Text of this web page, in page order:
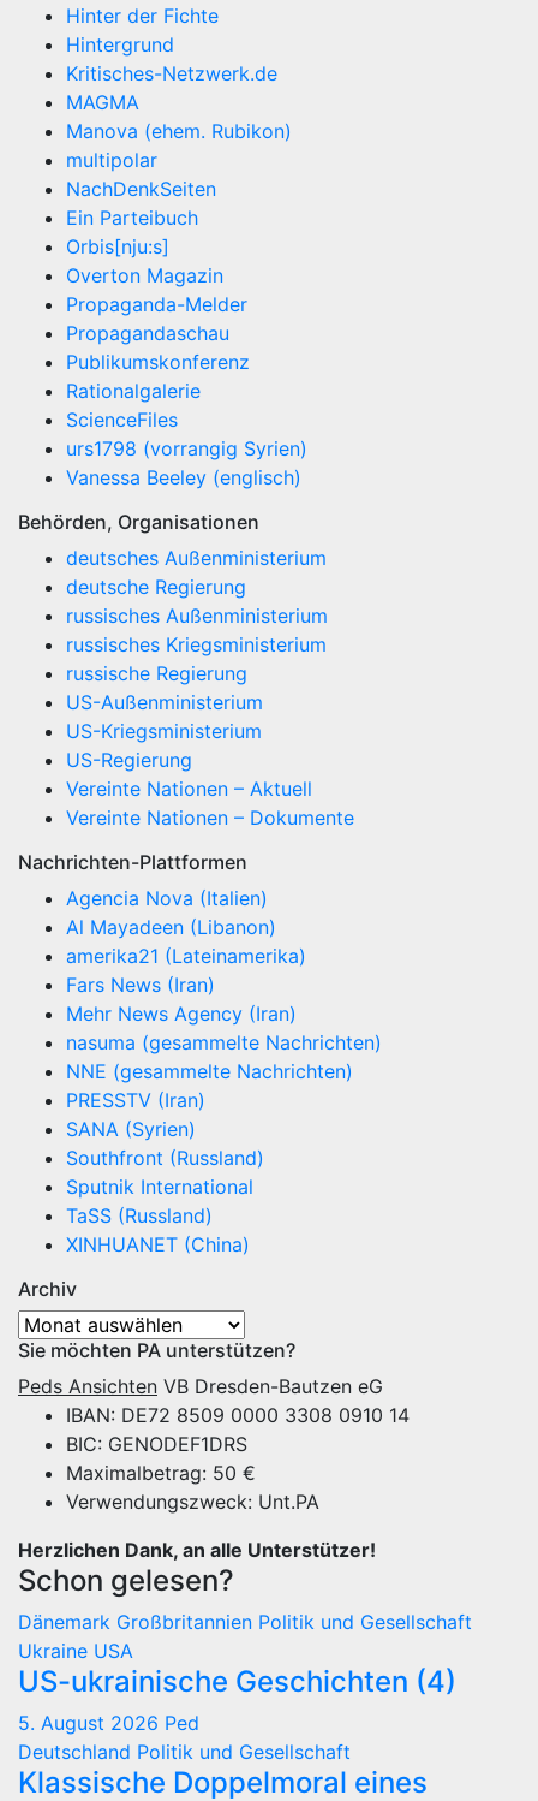
Hinter der Fichte
Hintergrund
Kritisches-Netzwerk.de
MAGMA
Manova (ehem. Rubikon)
multipolar
NachDenkSeiten
Ein Parteibuch
Orbis[nju:s]
Overton Magazin
Propaganda-Melder
Propagandaschau
Publikumskonferenz
Rationalgalerie
ScienceFiles
urs1798 (vorrangig Syrien)
Vanessa Beeley (englisch)
Behörden, Organisationen
deutsches Außenministerium
deutsche Regierung
russisches Außenministerium
russisches Kriegsministerium
russische Regierung
US-Außenministerium
US-Kriegsministerium
US-Regierung
Vereinte Nationen – Aktuell
Vereinte Nationen – Dokumente
Nachrichten-Plattformen
Agencia Nova (Italien)
Al Mayadeen (Libanon)
amerika21 (Lateinamerika)
Fars News (Iran)
Mehr News Agency (Iran)
nasuma (gesammelte Nachrichten)
NNE (gesammelte Nachrichten)
PRESSTV (Iran)
SANA (Syrien)
Southfront (Russland)
Sputnik International
TaSS (Russland)
XINHUANET (China)
Archiv
Archiv
Sie möchten PA unterstützen?
Peds Ansichten VB Dresden-Bautzen eG
IBAN: DE72 8509 0000 3308 0910 14
BIC: GENODEF1DRS
Maximalbetrag: 50 €
Verwendungszweck: Unt.PA
Herzlichen Dank, an alle Unterstützer!
Schon gelesen?
Dänemark Großbritannien Politik und Gesellschaft
Ukraine USA
US-ukrainische Geschichten (4)
5. August 2026 Ped
Deutschland Politik und Gesellschaft
Klassische Doppelmoral eines